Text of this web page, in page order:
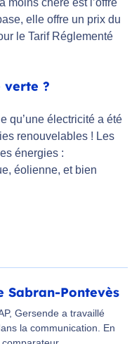
moins chère est l’offre
elle offre un prix du
le Tarif Réglementé
verte ?
qu’une électricité a été
renouvelables ! Les
énergies :
éolienne, et bien
Sabran-Pontevès
Gersende a travaillé
la communication. En